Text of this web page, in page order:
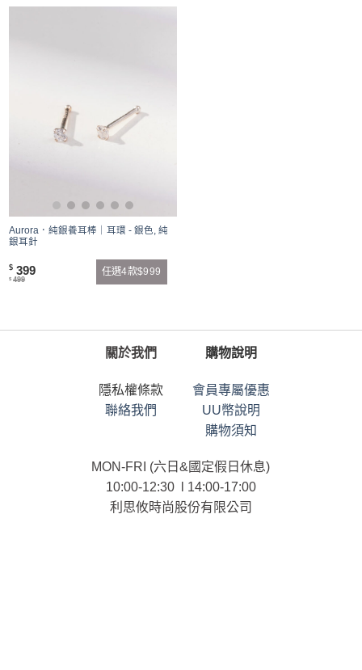
Aurora．純銀養耳棒｜耳環 - 銀色, 純
銀耳針
$ 399
$ 499
任選4款$999
關於我們
隱私權條款
聯絡我們
購物說明
會員專屬優惠
UU幣說明
購物須知
MON-FRI (六日&國定假日休息)
10:00-12:30 l 14:00-17:00
利思攸時尚股份有限公司